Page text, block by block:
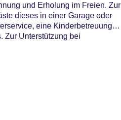
und Erholung im Freien. Zur
dieses in einer Garage oder
eine Kinderbetreuung,
Zur Unterstützung bei